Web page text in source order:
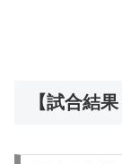
【試合結